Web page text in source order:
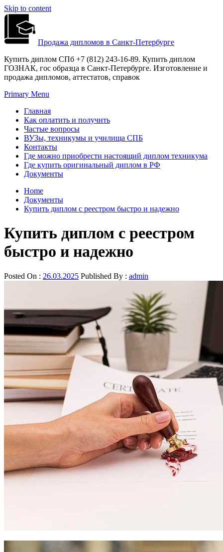
Skip to content
Продажа дипломов в Санкт-Петербурге
Купить диплом СПб +7 (812) 243-16-89. Купить диплом
ГОЗНАК, гос образца в Санкт-Петербурге. Изготовление и
продажа дипломов, аттестатов, справок
Primary Menu
Главная
Как оплатить и получить
Частые вопросы
ВУЗы, техникумы и училища СПБ
Контакты
Где можно приобрести настоящий диплом техникума
Где купить оригинальный диплом в РФ
Документы
Home
Документы
Купить диплом с реестром быстро и надежно
Купить диплом с реестром
быстро и надежно
Posted On : 26.03.2025 Published By : admin